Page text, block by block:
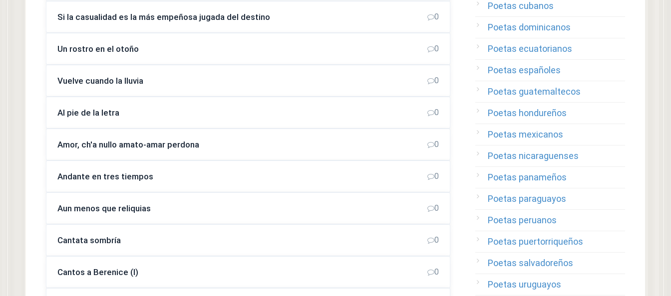
Si la casualidad es la más empeñosa jugada del destino 0
Un rostro en el otoño 0
Vuelve cuando la lluvia 0
Al pie de la letra 0
Amor, ch′a nullo amato-amar perdona 0
Andante en tres tiempos 0
Aun menos que reliquias 0
Cantata sombría 0
Cantos a Berenice (I) 0
Poetas cubanos
Poetas dominicanos
Poetas ecuatorianos
Poetas españoles
Poetas guatemaltecos
Poetas hondureños
Poetas mexicanos
Poetas nicaraguenses
Poetas panameños
Poetas paraguayos
Poetas peruanos
Poetas puertorriqueños
Poetas salvadoreños
Poetas uruguayos